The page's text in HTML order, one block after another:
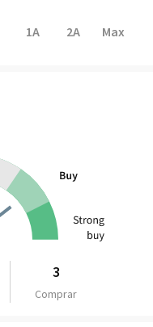
1A 2A Max
3
Comprar